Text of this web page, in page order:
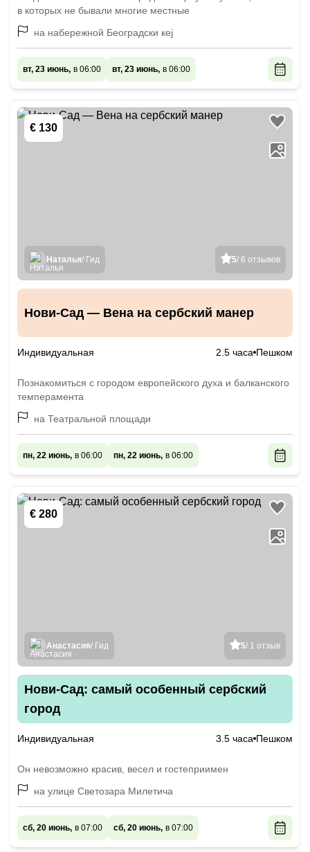
в которых не бывали многие местные
на набережной Београдски кеj
вт, 23 июнь, в 06:00 вт, 23 июнь, в 06:00
€ 130
5/ 6 отзывов
Наталья/ Гид
Нови-Сад — Вена на сербский манер
Индивидуальная 2.5 часа Пешком
Познакомиться с городом европейского духа и балканского
темперамента
на Театральной площади
пн, 22 июнь, в 06:00 пн, 22 июнь, в 06:00
€ 280
5/ 1 отзыв
Анастасия/ Гид
Нови-Сад: самый особенный сербский
город
Индивидуальная 3.5 часа Пешком
Он невозможно красив, весел и гостеприимен
на улице Светозара Милетича
сб, 20 июнь, в 07:00 сб, 20 июнь, в 07:00